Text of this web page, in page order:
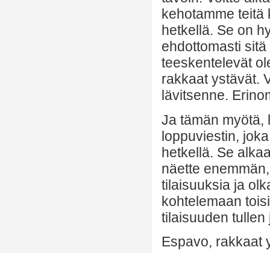
kehotamme
hetkellä. Se on
ehdottomasti
teeskentelevät
rakkaat ystävät.
lävitsenne.
Ja tämän myötä,
loppuviestin,
hetkellä. Se
näette
tilaisuuksia ja
kohtelemaan
tilaisuuden
Espavo, rakkaat